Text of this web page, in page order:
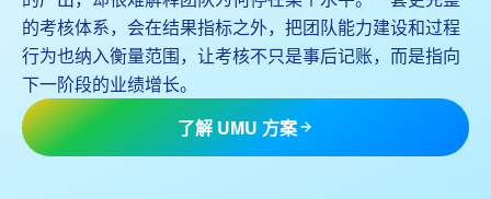
的考核体系，会在结果指标之外，把团队能力建设和过程
行为也纳入衡量范围，让考核不只是事后记账，而是指向
下一阶段的业绩增长。
了解 UMU 方案